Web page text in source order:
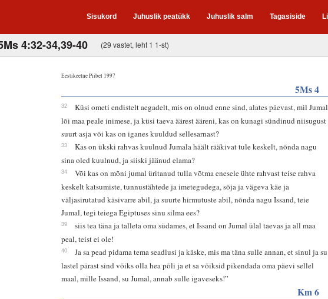
Sisukord Juhuslik peatükk Juhuslik salm Tagasiside
4:32-34,39-40 (29 vastet, leht 1 1-st)
Eestikeelne Piibel 1997
5Ms 4
32
Küsi ometi endistelt aegadelt, mis on olnud enne sind, alates päevast, mil Jumal
lõi maa peale inimese, ja küsi taeva äärest ääreni, kas on kunagi sündinud niisugust
suurt asja või kas on iganes kuuldud sellesarnast?
33
Kas on ükski rahvas kuulnud Jumala häält rääkivat tule keskelt, nõnda nagu
sina oled kuulnud, ja siiski jäänud elama?
34
Või kas on mõni jumal üritanud tulla võtma enesele ühte rahvast teise rahva
keskelt katsumiste, tunnustähtede ja imetegudega, sõja ja vägeva käe ja
väljasirutatud käsivarre abil, ja suurte hirmutuste abil, nõnda nagu Issand, teie
Jumal, tegi teiega Egiptuses sinu silma ees?
39
siis tea täna ja talleta oma südames, et Issand on Jumal ülal taevas ja all maa
peal, teist ei ole!
40
Ja sa pead pidama tema seadlusi ja käske, mis ma täna sulle annan, et sinul ja su
lastel pärast sind võiks olla hea põli ja et sa võiksid pikendada oma päevi sellel
maal, mille Issand, su Jumal, annab sulle igaveseks!”
Km 6